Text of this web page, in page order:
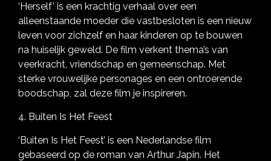
‘Herself’ is een krachtig verhaal over een
alleenstaande moeder die vastbesloten is een nieuw
leven voor zichzelf en haar kinderen op te bouwen
na huiselijk geweld. De film verkent thema’s van
veerkracht, vriendschap en gemeenschap. Met
sterke vrouwelijke personages en een ontroerende
boodschap, zal deze film je inspireren.
4. Buiten Is Het Feest
‘Buiten Is Het Feest’ is een Nederlandse film
gebaseerd op de roman van Arthur Japin. Het